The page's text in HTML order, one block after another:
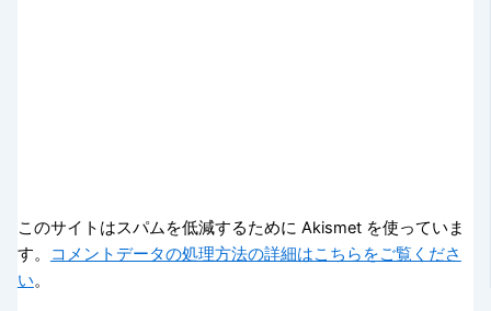
このサイトはスパムを低減するために Akismet を使っていま
す。
コメントデータの処理方法の詳細はこちらをご覧くださ
い。